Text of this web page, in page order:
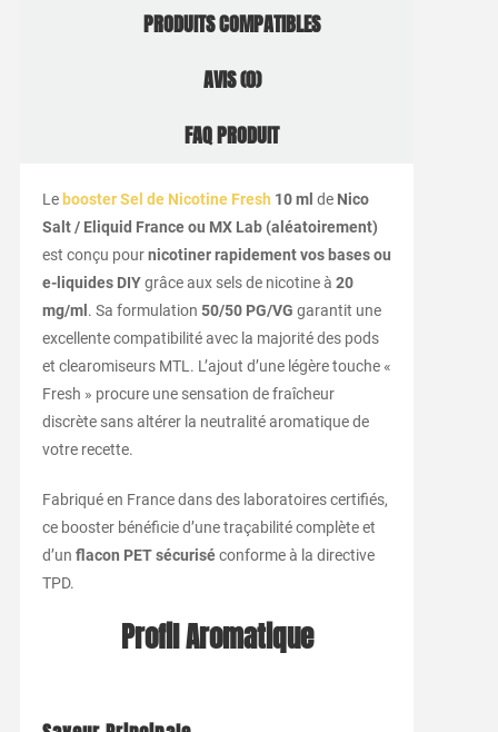
PRODUITS COMPATIBLES
AVIS (0)
FAQ PRODUIT
Le booster Sel de Nicotine Fresh 10 ml de Nico
Salt / Eliquid France ou MX Lab (aléatoirement)
est conçu pournicotiner rapidement vos bases ou
e-liquides DIYgrâce aux sels de nicotine à 20
mg/ml . Sa formulation 50/50 PG/VG garantit une
excellente compatibilité avec la majorité des pods
et clearomiseurs MTL. L’ajout d’une légère touche «
Fresh » procure une sensation de fraîcheur
discrète sans altérer la neutralité aromatique de
votre recette.
Fabriqué en France dans des laboratoires certifiés,
ce booster bénéficie d’une traçabilité complète et
d’un flacon PET sécuriséconforme à la directive
TPD.
Profil Aromatique